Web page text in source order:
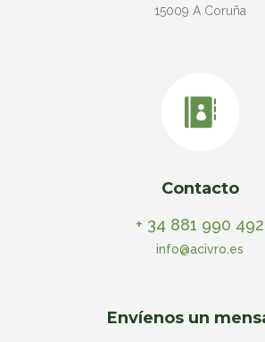
15009 A Coruña
Contacto
+ 34 881 990 492
info@acivro.es
Envíenos un